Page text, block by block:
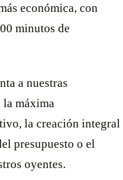
económica, con
minutos de
a nuestras
la máxima
la creación integral
presupuesto o el
oyentes.